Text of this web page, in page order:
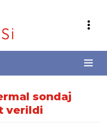
sondaj
verildi